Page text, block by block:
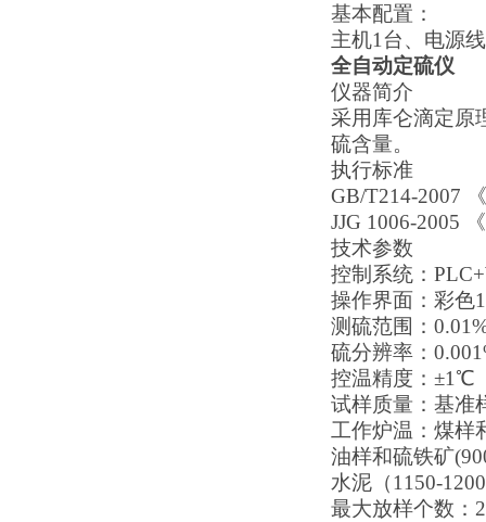
基本配置：
主机1台、电源
全自动定硫仪
仪器简介
采用库仑滴定原
硫含量。
执行标准
GB/T214-2007
JJG 1006-2005
技术参数
控制系统：
操作界面：彩色
测硫范围：
硫分辨率：
控温精度：±1℃
试样质量：基
工作炉温：煤样
油样和硫铁矿
水泥（1150-
最大放样个数：